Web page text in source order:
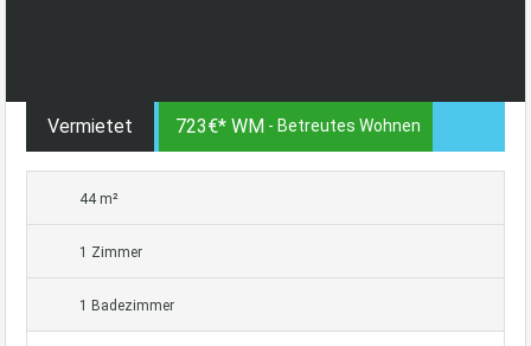
Vermietet 723€* WM - Betreutes Wohnen
44 m²
1 Zimmer
1 Badezimmer